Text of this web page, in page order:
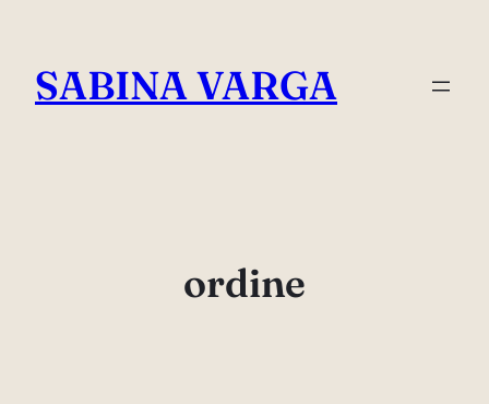
content
SABINA VARGA
ordine